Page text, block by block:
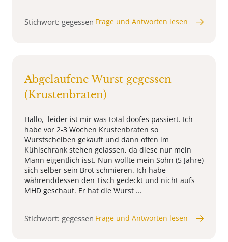
Stichwort: gegessen Frage und Antworten lesen
Abgelaufene Wurst gegessen
(Krustenbraten)
Hallo, leider ist mir was total doofes passiert. Ich
habe vor 2-3 Wochen Krustenbraten so
Wurstscheiben gekauft und dann offen im
Kühlschrank stehen gelassen, da diese nur mein
Mann eigentlich isst. Nun wollte mein Sohn (5 Jahre)
sich selber sein Brot schmieren. Ich habe
währenddessen den Tisch gedeckt und nicht aufs
MHD geschaut. Er hat die Wurst ...
Stichwort: gegessen Frage und Antworten lesen